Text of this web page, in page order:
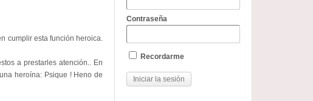
cumplir esta función heroica.
a prestarles atención.. En
heroína: Psique ! Heno de
Contraseña
Recordarme